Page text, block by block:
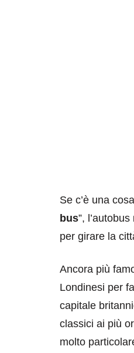
Se c’è una
bus”,
per girare la
Ancora più
Londinesi per
capitale
classici ai più
molto